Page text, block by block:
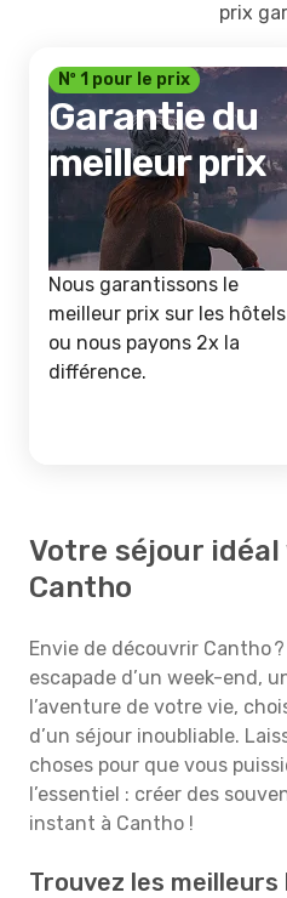
prix
Nº 1 pour le prix
Garantie du
meilleur prix
Nous garantissons le
meilleur prix sur les hôtels
ou nous payons 2x la
différence.
Votre séjour
Cantho
Envie de découvrir Cantho
escapade d’un week-end,
l’aventure de votre vie,
d’un séjour inoubliable.
choses pour que vous
l’essentiel : créer des
instant à Cantho !
Trouvez les